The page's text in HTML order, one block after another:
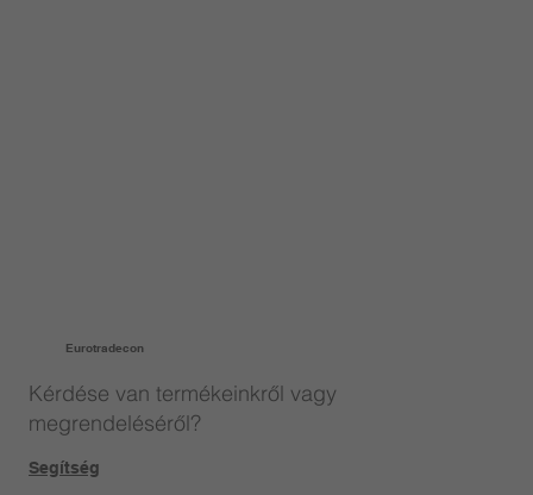
Eurotradecon
Kérdése van termékeinkről vagy
megrendeléséről?
Segítség